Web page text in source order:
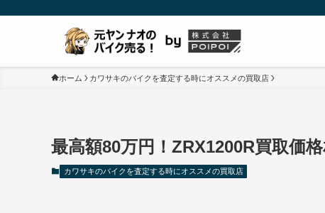
ホーム カワサキのバイクを査定する時にオススメの買取店
最高額80万円！ZRX1200R買取価
カワサキのバイクを査定する時にオススメの買取店